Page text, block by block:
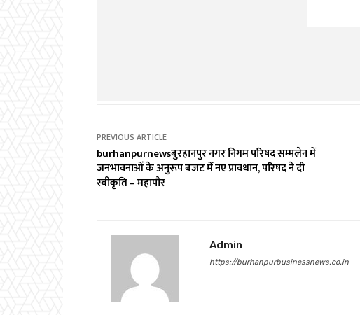
PREVIOUS ARTICLE
burhanpurnewsबुरहानपुर नगर निगम परिषद सम्मलेन में
जनभावनाओं के अनुरूप बजट में नए प्रावधान, परिषद ने दी
स्वीकृति – महापौर
Admin
https://burhanpurbusinessnews.co.in